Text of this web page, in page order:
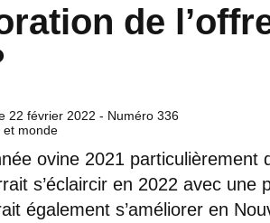
de
22 février 2022 - Numéro 336
et monde
ovine 2021 particulièrement
s’éclaircir en 2022 avec
également s’améliorer en